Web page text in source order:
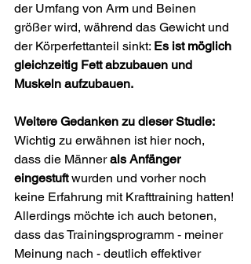
der Umfang von Arm und Beinen
größer wird, während das Gewicht und
der Körperfettanteil sinkt: Es ist möglich
gleichzeitig Fett abzubauen und
Muskeln aufzubauen.
Weitere Gedanken zu dieser Studie:
Wichtig zu erwähnen ist hier noch,
dass die Männer als Anfänger
eingestuft wurden und vorher noch
keine Erfahrung mit Krafttraining hatten!
Allerdings möchte ich auch betonen,
dass das Trainingsprogramm - meiner
Meinung nach - deutlich effektiver